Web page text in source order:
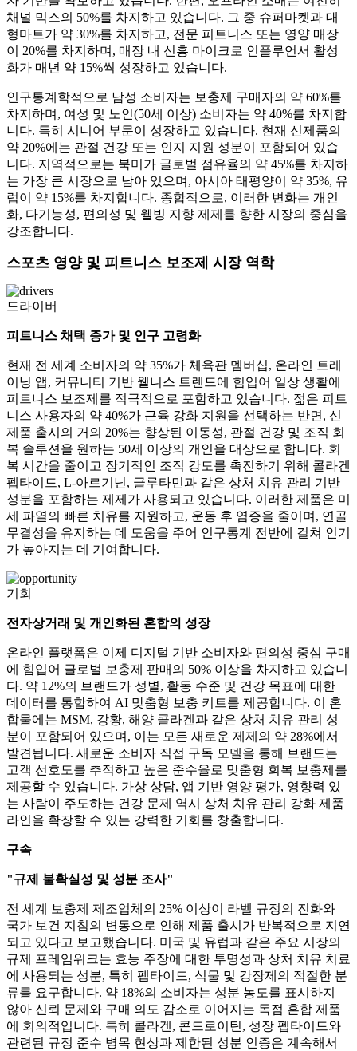
채널 믹스의 50%를 차지하고 있습니다. 그 중 슈퍼마켓과 대
형마트가 약 30%를 차지하고, 전문 피트니스 또는 영양 매장
이 20%를 차지하며, 매장 내 신흥 마이크로 인플루언서 활성
화가 매년 약 15%씩 성장하고 있습니다.
인구통계학적으로 남성 소비자는 보충제 구매자의 약 60%를
차지하며, 여성 및 노인(50세 이상) 소비자는 약 40%를 차지합
니다. 특히 시니어 부문이 성장하고 있습니다. 현재 신제품의
약 20%에는 관절 건강 또는 인지 지원 성분이 포함되어 있습
니다. 지역적으로는 북미가 글로벌 점유율의 약 45%를 차지하
는 가장 큰 시장으로 남아 있으며, 아시아 태평양이 약 35%, 유
럽이 약 15%를 차지합니다. 종합적으로, 이러한 변화는 개인
화, 다기능성, 편의성 및 웰빙 지향 제제를 향한 시장의 중심을
강조합니다.
스포츠 영양 및 피트니스 보조제 시장 역학
드라이버
피트니스 채택 증가 및 인구 고령화
현재 전 세계 소비자의 약 35%가 체육관 멤버십, 온라인 트레
이닝 앱, 커뮤니티 기반 웰니스 트렌드에 힘입어 일상 생활에
피트니스 보조제를 적극적으로 포함하고 있습니다. 젊은 피트
니스 사용자의 약 40%가 근육 강화 지원을 선택하는 반면, 신
제품 출시의 거의 20%는 향상된 이동성, 관절 건강 및 조직 회
복 솔루션을 원하는 50세 이상의 개인을 대상으로 합니다. 회
복 시간을 줄이고 장기적인 조직 강도를 촉진하기 위해 콜라겐
펩타이드, L-아르기닌, 글루타민과 같은 상처 치유 관리 기반
성분을 포함하는 제제가 사용되고 있습니다. 이러한 제품은 미
세 파열의 빠른 치유를 지원하고, 운동 후 염증을 줄이며, 연골
무결성을 유지하는 데 도움을 주어 인구통계 전반에 걸쳐 인기
가 높아지는 데 기여합니다.
기회
전자상거래 및 개인화된 혼합의 성장
온라인 플랫폼은 이제 디지털 기반 소비자와 편의성 중심 구매
에 힘입어 글로벌 보충제 판매의 50% 이상을 차지하고 있습니
다. 약 12%의 브랜드가 성별, 활동 수준 및 건강 목표에 대한
데이터를 통합하여 AI 맞춤형 보충 키트를 제공합니다. 이 혼
합물에는 MSM, 강황, 해양 콜라겐과 같은 상처 치유 관리 성
분이 포함되어 있으며, 이는 모든 새로운 제제의 약 28%에서
발견됩니다. 새로운 소비자 직접 구독 모델을 통해 브랜드는
고객 선호도를 추적하고 높은 준수율로 맞춤형 회복 보충제를
제공할 수 있습니다. 가상 상담, 앱 기반 영양 평가, 영향력 있
는 사람이 주도하는 건강 문제 역시 상처 치유 관리 강화 제품
라인을 확장할 수 있는 강력한 기회를 창출합니다.
구속
"규제 불확실성 및 성분 조사"
전 세계 보충제 제조업체의 25% 이상이 라벨 규정의 진화와
국가 보건 지침의 변동으로 인해 제품 출시가 반복적으로 지연
되고 있다고 보고했습니다. 미국 및 유럽과 같은 주요 시장의
규제 프레임워크는 효능 주장에 대한 투명성과 상처 치유 치료
에 사용되는 성분, 특히 펩타이드, 식물 및 강장제의 적절한 분
류를 요구합니다. 약 18%의 소비자는 성분 농도를 표시하지
않아 신뢰 문제와 구매 의도 감소로 이어지는 독점 혼합 제품
에 회의적입니다. 특히 콜라겐, 콘드로이틴, 성장 펩타이드와
관련된 규정 준수 병목 현상과 제한된 성분 인증은 계속해서